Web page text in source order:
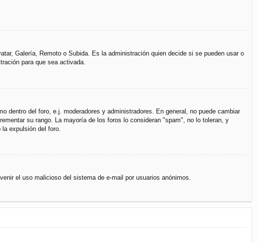
Galería, Remoto o Subida. Es la administración quien decide si se pueden usar o
para que sea activada.
dentro del foro, e.j. moderadores y administradores. En general, no puede cambiar
su rango. La mayoría de los foros lo consideran "spam", no lo toleran, y
expulsión del foro.
el uso malicioso del sistema de e-mail por usuarios anónimos.